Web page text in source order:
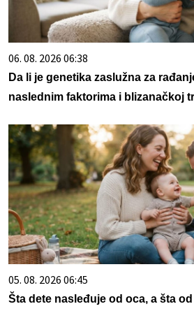
06. 08. 2026 06:38
Da li je genetika zaslužna za
naslednim faktorima i blizanačkoj
05. 08. 2026 06:45
Šta dete nasleđuje od oca, a šta